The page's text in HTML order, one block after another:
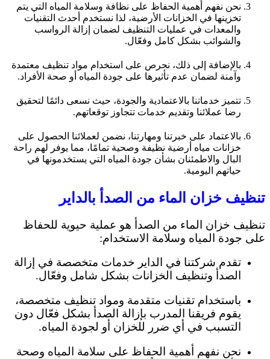
نحن نفهم أهمية الحفاظ على نظافة وسلامة المياه التي يتم
تخزينها في الخزانات الأرضية، لذا نستخدم أحدث التقنيات
والمعدات في عمليات التنظيف لضمان إزالة الرواسب
والشوائب بشكل كامل وفعّال.
بالإضافة إلى ذلك، نحرص على استخدام مواد تنظيف معتمدة
وآمنة لضمان عدم تأثيرها على جودة المياه أو صحة الأفراد.
تتميز خدماتنا بالاعتمادية والجودة، حيث نسعى دائمًا لتحقيق
رضا عملائنا وتقديم خدمات تتجاوز توقعاتهم.
بالاعتماد على خبرتنا ومهارتنا، نضمن لعملائنا الحصول على
خزانات مياه أرضية نظيفة وصحية تمامًا، مما يوفر لهم راحة
البال والاطمئنان بشأن جودة المياه التي يستخدمونها في
حياتهم اليومية.
تنظيف خزان الماء من الصدأ بالداير
تنظيف خزان الماء من الصدأ هو عملية حيوية للحفاظ
على جودة المياه وسلامة الاستخدام:
تقدم شركتنا في الداير خدمات متخصصة في إزالة
الصدأ وتنظيف الخزانات بشكل شامل وفعّال.
باستخدام تقنيات متقدمة ومواد تنظيف متخصصة،
يقوم فريقنا المدرب بإزالة الصدأ بشكل فعّال دون
التسبب في أي ضرر للخزان أو لجودة المياه.
نحن نفهم أهمية الحفاظ على سلامة المياه وصحة